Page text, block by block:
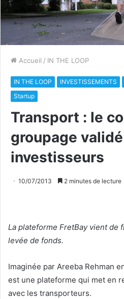
Accueil / IN THE LOOP
IN THE LOOP INVESTISSEMENTS
Startup
Transport : le
groupage
investisseurs
10/07/2013 2 minutes de lecture
La plateforme FretBay vient de
levée de fonds.
Imaginée par Areeba Rehman
est une plateforme qui met en
avec les transporteurs.